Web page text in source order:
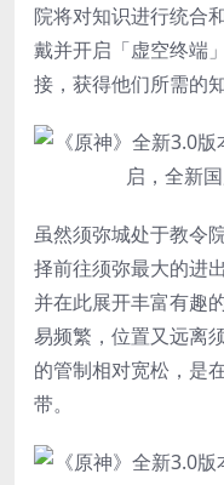
院将对知识进行统合
戴并开启「虚空终端
接，获得他们所需的知
虽然须弥城处于教令
择前往须弥最大的进
并在此展开丰富有趣
易频繁，位置又远离
的管制相对宽松，是
带。